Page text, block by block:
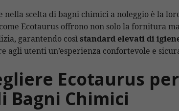
nella scelta di bagni chimici a noleggio è la
Ecotaurus offrono non solo la fornitura
garantendo cosìstandard elevati di
agli utenti un’esperienza confortevole e
Ecotaurus
Bagni Chimici